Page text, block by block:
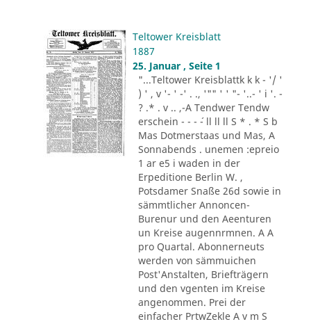
Teltower Kreisblatt
1887
25. Januar , Seite 1
"...Teltower Kreisblattk k k - '/ '
) ' , v '- ' -' . ., '"" ' ' "- '..- ' i '. -
? .* . v .. ,-A Tendwer Tendw
erschein - - - ´- ll ll ll S * . * S b
Mas Dotmerstaas und Mas, A
Sonnabends . unemen :epreio
1 ar e5 i waden in der
Erpeditione Berlin W. ,
Potsdamer Snaße 26d sowie in
sämmtlicher Annoncen-
Burenur und den Aeenturen
un Kreise augennrmnen. A A
pro Quartal. Abonnerneuts
werden von sämmuichen
Post'Anstalten, Briefträgern
und den vgenten im Kreise
angenommen. Prei der
einfacher PrtwZekle A v m S